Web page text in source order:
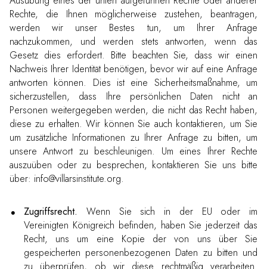
Rechte, die Ihnen möglicherweise zustehen, beantragen,
werden wir unser Bestes tun, um Ihrer Anfrage
nachzukommen, und werden stets antworten, wenn das
Gesetz dies erfordert. Bitte beachten Sie, dass wir einen
Nachweis Ihrer Identität benötigen, bevor wir auf eine Anfrage
antworten können. Dies ist eine Sicherheitsmaßnahme, um
sicherzustellen, dass Ihre persönlichen Daten nicht an
Personen weitergegeben werden, die nicht das Recht haben,
diese zu erhalten. Wir können Sie auch kontaktieren, um Sie
um zusätzliche Informationen zu Ihrer Anfrage zu bitten, um
unsere Antwort zu beschleunigen. Um eines Ihrer Rechte
auszuüben oder zu besprechen, kontaktieren Sie uns bitte
über: info@villarsinstitute.org.
Zugriffsrecht. Wenn Sie sich in der EU oder im
Vereinigten Königreich befinden, haben Sie jederzeit das
Recht, uns um eine Kopie der von uns über Sie
gespeicherten personenbezogenen Daten zu bitten und